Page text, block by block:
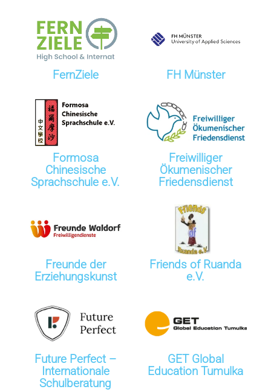
FernZiele FH Münster
Formosa
Chinesische
Sprachschule e.V.
Freiwilliger
Ökumenischer
Friedensdienst
Freunde der
Erziehungskunst
Friends of Ruanda
e.V.
Future Perfect –
Internationale
Schulberatung
GET Global
Education Tumulka